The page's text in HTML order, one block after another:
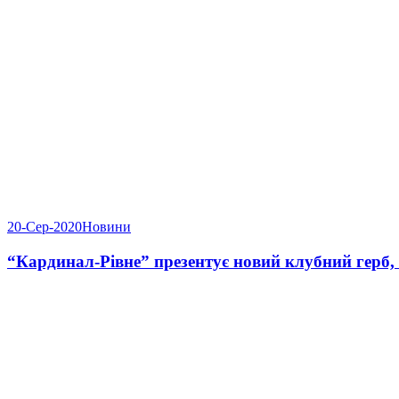
20-Сер-2020Новини
“Кардинал-Рівне” презентує новий клубний